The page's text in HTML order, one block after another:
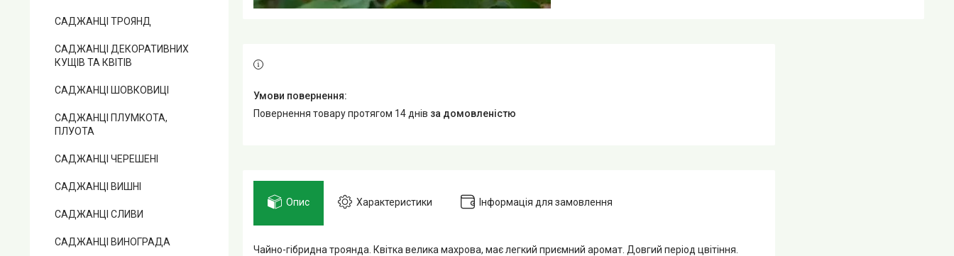
повернення товару протягом 14 днів за домовленістю
Опис Характеристики Інформація для замовлення
Чайно-гібридна троянда. Квітка велика махрова, має легкий приємний аромат. Довгий період цвітіння.
САДЖАНЦІ ТРОЯНД
САДЖАНЦІ ДЕКОРАТИВНИХ
КУЩІВ ТА КВІТІВ
САДЖАНЦІ ШОВКОВИЦІ
САДЖАНЦІ ПЛУМКОТА,
ПЛУОТА
САДЖАНЦІ ЧЕРЕШЕНІ
САДЖАНЦІ ВИШНІ
САДЖАНЦІ СЛИВИ
САДЖАНЦІ ВИНОГРАДА